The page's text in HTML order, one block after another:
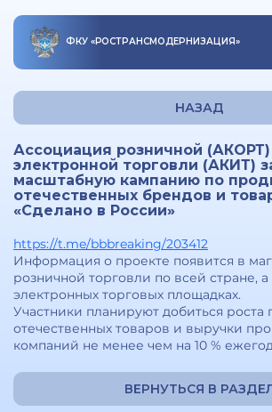
ФКУ «РОСТРАНСМОДЕРНИЗАЦИЯ»
НАЗАД
Ассоциация розничной (АКОРТ)
электронной торговли (АКИТ)
масштабную кампанию по
отечественных брендов и
«Сделано в России»
https://t.me/bbbreaking/203412
Информация о проекте появится в
розничной торговли по всей стране, а
электронных торговых площадках.
Участники планируют добиться роста
отечественных товаров и выручки
компаний не менее чем на 10 %
ВЕРНУТЬСЯ В